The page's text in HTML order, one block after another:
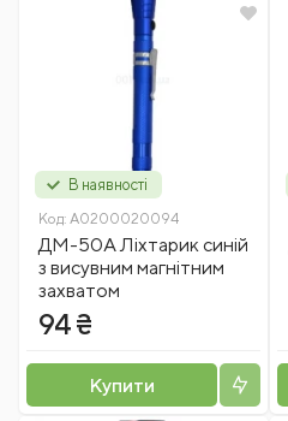
В наявності
Код: A0200020094
ДМ-50А Ліхтарик синій
з висувним магнітним
захватом
94 ₴
Купити